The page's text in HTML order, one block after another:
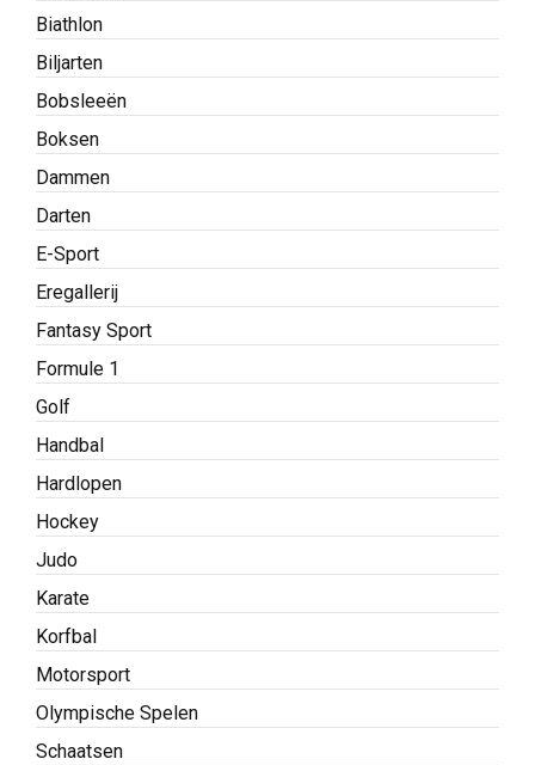
Biathlon
Biljarten
Bobsleeën
Boksen
Dammen
Darten
E-Sport
Eregallerij
Fantasy Sport
Formule 1
Golf
Handbal
Hardlopen
Hockey
Judo
Karate
Korfbal
Motorsport
Olympische Spelen
Schaatsen